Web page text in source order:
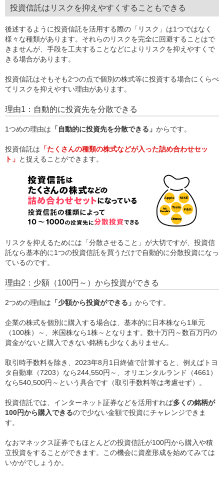
投資信託はリスクを抑えやすくすることもできる
後述するように投資信託を活用する際の「リスク」は1つではなく
様々な種類があります。それらのリスクを完全に回避することはで
きませんが、手段を工夫することなどによりリスクを抑えやすくで
きる場合があります。
投資信託はそもそも2つの点で個別の株式等に投資する場合にくらべ
てリスクを抑えやすい理由があります。
理由1：自動的に投資先を分散できる
1つめの理由は 「自動的に投資先を分散できる」 からです。
投資信託は 「たくさんの種類の株式などが入った詰め合わせセッ
ト」 と捉えることができます。
リスクを抑えるためには「分散させること」が大切ですが、投資信
託なら基本的に1つの投資信託を買うだけで自動的に分散投資になっ
ているのです。
理由2：少額（100円～）から投資ができる
2つめの理由は 「少額から投資ができる」 からです。
企業の株式を個別に購入する場合は、基本的に日本株なら1単元
（100株）～、米国株なら1株～となります。数十万円～数百万円の
資金がないと購入できない銘柄も少なくありません。
取引時手数料を除き、2023年8月1日終値で計算すると、例えばトヨ
タ自動車（7203）なら244,550円～、オリエンタルランド（4661）
なら540,500円～という具合です（取引手数料等は考慮せず）。
投資信託では、インターネット証券などを活用すれば多くの銘柄が
100円から購入できるので少ない金額で投資にチャレンジできま
す。
なおマネックス証券でもほとんどの投資信託が100円から購入や積
立投資をすることができます。この機会に資産形成を始めてみては
いかがでしょうか。